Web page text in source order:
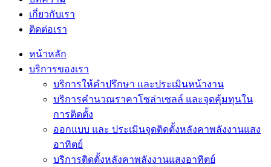
เกี่ยวกับเรา
ติดต่อเรา
หน้าหลัก
บริการของเรา
บริการให้คำปรึกษา และประเมินหน้างาน
บริการคำนวณราคาโซล่าเซลล์ และจุดคุ้มทุนใน
การติดตั้ง
ออกแบบ และ ประเมินจุดติดตั้งหลังคาพลังงานแสง
อาทิตย์
บริการติดตั้งหลังคาพลังงานแสงอาทิตย์